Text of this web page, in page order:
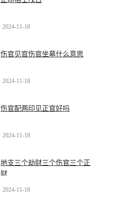
2024-11-18
伤官见官伤官坐墓什么意思
2024-11-18
伤官配两印见正官好吗
2024-11-18
地支三个劫财三个伤官三个正
财
2024-11-18